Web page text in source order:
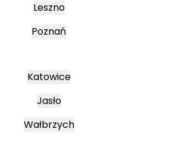
Leszno
Poznań
Katowice
Jasło
Wałbrzych